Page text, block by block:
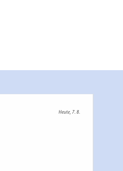
Heute, 7. 8.